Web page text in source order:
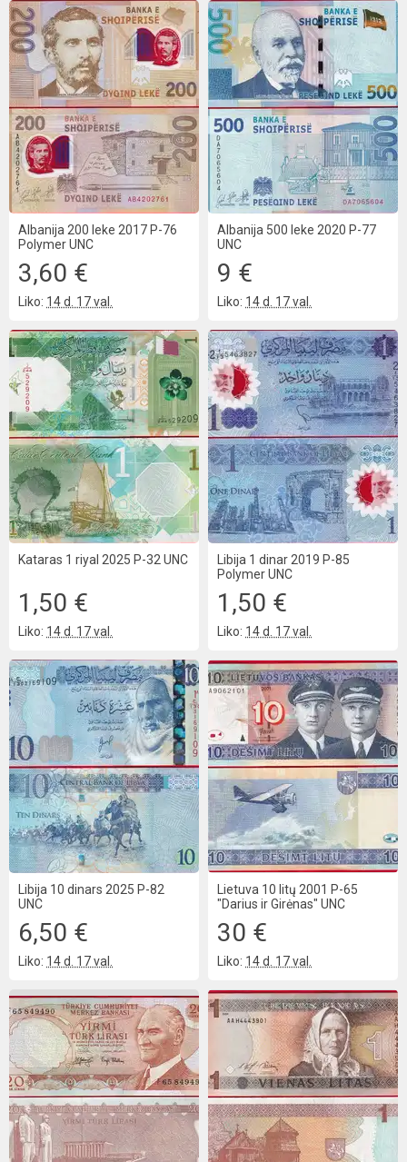
Albanija 200 leke 2017 P-76
Polymer UNC
3,60 €
Liko: 14 d. 17 val.
Albanija 500 leke 2020 P-77
UNC
9 €
Liko: 14 d. 17 val.
Kataras 1 riyal 2025 P-32 UNC
1,50 €
Liko: 14 d. 17 val.
Libija 1 dinar 2019 P-85
Polymer UNC
1,50 €
Liko: 14 d. 17 val.
Libija 10 dinars 2025 P-82
UNC
6,50 €
Liko: 14 d. 17 val.
Lietuva 10 litų 2001 P-65
"Darius ir Girėnas" UNC
30 €
Liko: 14 d. 17 val.